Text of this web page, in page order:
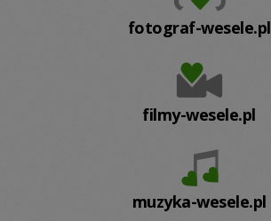
fotograf-wesele.pl
filmy-wesele.pl
muzyka-wesele.pl